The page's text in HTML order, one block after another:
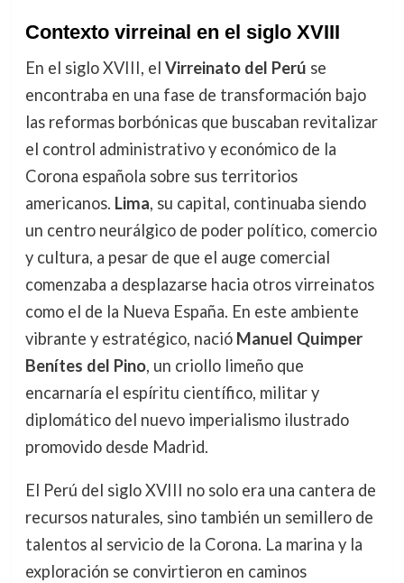
Contexto virreinal en el siglo XVIII
En el siglo XVIII, el Virreinato del Perú se
encontraba en una fase de transformación bajo
las reformas borbónicas que buscaban revitalizar
el control administrativo y económico de la
Corona española sobre sus territorios
americanos. Lima, su capital, continuaba siendo
un centro neurálgico de poder político, comercio
y cultura, a pesar de que el auge comercial
comenzaba a desplazarse hacia otros virreinatos
como el de la Nueva España. En este ambiente
vibrante y estratégico, nació Manuel Quimper
Benítes del Pino, un criollo limeño que
encarnaría el espíritu científico, militar y
diplomático del nuevo imperialismo ilustrado
promovido desde Madrid.
El Perú del siglo XVIII no solo era una cantera de
recursos naturales, sino también un semillero de
talentos al servicio de la Corona. La marina y la
exploración se convirtieron en caminos